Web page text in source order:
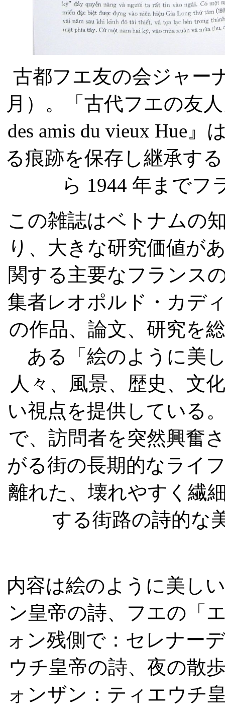
古都フエ友の会ジャー
月）。「古代フエの友
des amis du vieux Hue 』
る痕跡を保存し継承す
ら 1944 年までフ
この雑誌はベトナムの
り、大きな研究価値が
関する主要なフランス
集者レオポルド・カデ
の作品、論文、研究を
ある「絵のように美
人々、風景、歴史、文
い視点を提供している
で、訪問者を突然興奮
がる街の長期的なライ
離れた、壊れやすく繊
する街路の詩的な
内容は絵のように美し
ン皇帝の詩、フエの「
ォン残側で：セレナー
ウチ皇帝の詩、夜の散
ォンザン：ティエウチ